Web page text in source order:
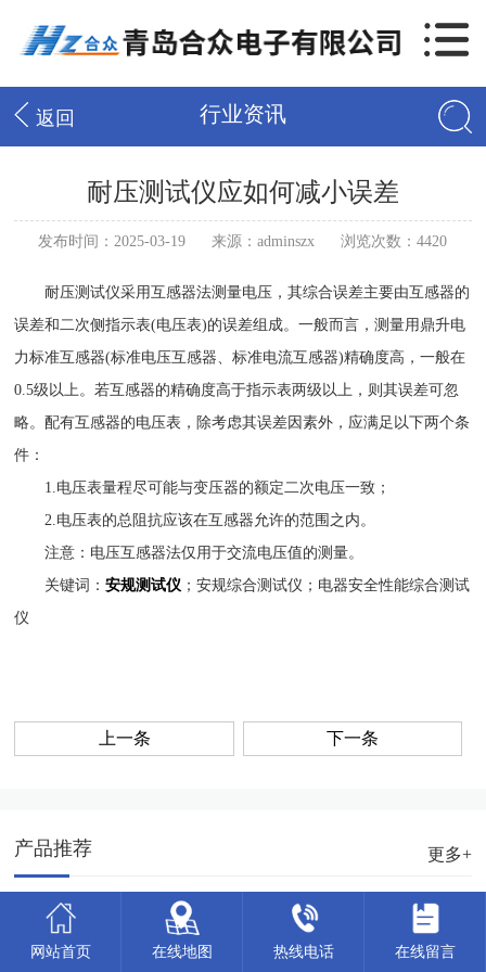
返回 行业资讯
耐压测试仪应如何减小误差
发布时间：2025-03-19 来源：adminszx 浏览次数：4420
耐压测试仪采用互感器法测量电压，其综合误差主要由互感器的
误差和二次侧指示表(电压表)的误差组成。一般而言，测量用鼎升电
力标准互感器(标准电压互感器、标准电流互感器)精确度高，一般在
0.5级以上。若互感器的精确度高于指示表两级以上，则其误差可忽
略。配有互感器的电压表，除考虑其误差因素外，应满足以下两个条
件：
1.电压表量程尽可能与变压器的额定二次电压一致；
2.电压表的总阻抗应该在互感器允许的范围之内。
注意：电压互感器法仅用于交流电压值的测量。
关键词：安规测试仪 ；安规综合测试仪；电器安全性能综合测试
仪
上一条 下一条
产品推荐 更多+
网站首页 在线地图 热线电话 在线留言